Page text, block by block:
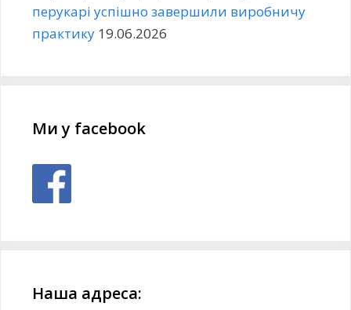
перукарі успішно завершили виробничу
практику 19.06.2026
Ми у facebook
Наша адреса: